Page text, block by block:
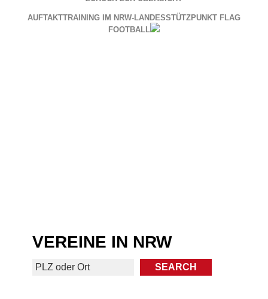
AUFTAKTTRAINING IM NRW-LANDESSTÜTZPUNKT FLAG
FOOTBALL
VEREINE IN NRW